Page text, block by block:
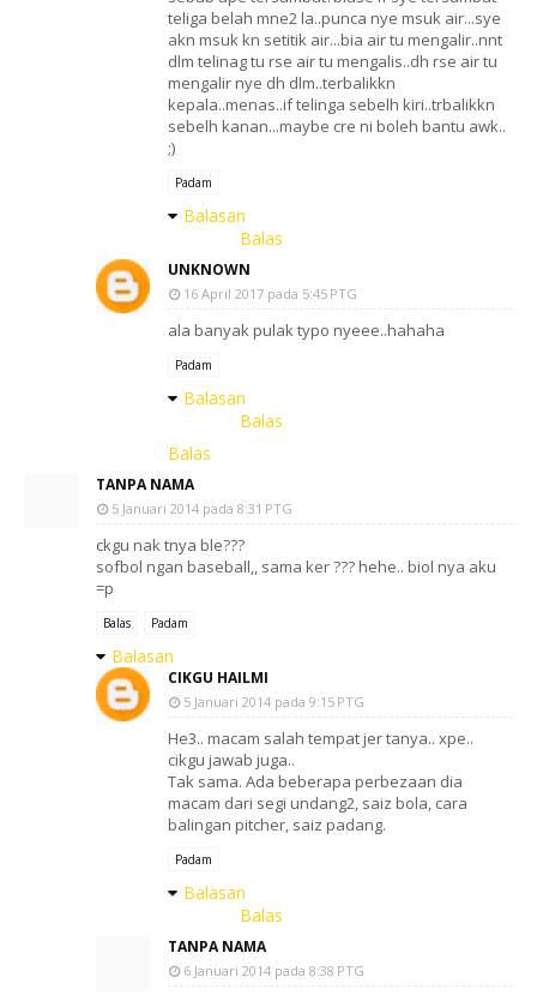
teliga belah mne2 la..punca nye msuk air...sye
akn msuk kn setitik air...bia air tu mengalir..nnt
dlm telinag tu rse air tu mengalis..dh rse air tu
mengalir nye dh dlm..terbalikkn
kepala..menas..if telinga sebelh kiri..trbalikkn
sebelh kanan...maybe cre ni boleh bantu awk..
;)
Padam
Balasan
Balas
UNKNOWN
16 April 2017 pada 5:45 PTG
ala banyak pulak typo nyeee..hahaha
Padam
Balasan
Balas
Balas
TANPA NAMA
5 Januari 2014 pada 8:31 PTG
ckgu nak tnya ble???
sofbol ngan baseball,, sama ker ??? hehe.. biol nya aku
=p
Balas Padam
Balasan
CIKGU HAILMI
5 Januari 2014 pada 9:15 PTG
He3.. macam salah tempat jer tanya.. xpe..
cikgu jawab juga..
Tak sama. Ada beberapa perbezaan dia
macam dari segi undang2, saiz bola, cara
balingan pitcher, saiz padang.
Padam
Balasan
Balas
TANPA NAMA
6 Januari 2014 pada 8:38 PTG